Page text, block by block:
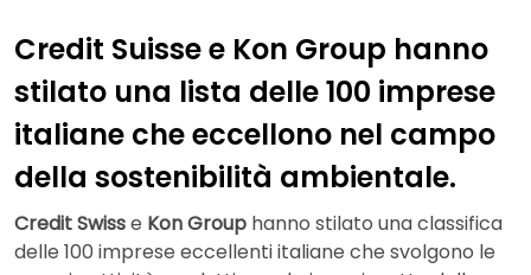
Credit Suisse e Kon Group hanno
stilato una lista delle 100 imprese
italiane che eccellono nel campo
della sostenibilità ambientale.
Credit Swisse Kon Group hanno stilato una classifica
delle 100 imprese eccellenti italiane che svolgono le